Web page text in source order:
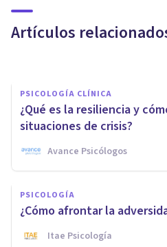
Artículos
La resiliencia en
PSICOLOGÍA CLÍNICA
¿Qué es la resiliencia y
situaciones de crisis?
Avance Psicólogos
PSICOLOGÍA
¿Cómo afrontar la
Itae Psicología
COACHING Y LIDERAZGO
Cómo alcanzar
con la ayuda del
consejos